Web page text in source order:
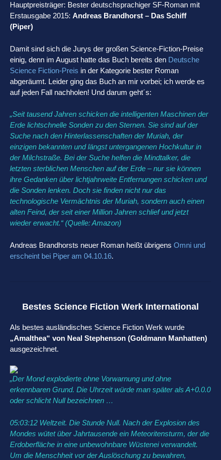
Hauptpreisträger: Bester deutschsprachiger SF-Roman mit
Erstausgabe 2015: Andreas Brandhorst – Das Schiff
(Piper)
Damit sind sich die Jurys der großen Science-Fiction-Preise
einig, denn im August hatte das Buch bereits den Deutsche
Science Fiction-Preis in der Kategorie bester Roman
abgeräumt. Leider ging das Buch an mir vorbei; ich werde es
auf jeden Fall nachholen! Und darum geht´s:
„Seit tausend Jahren schicken die intelligenten Maschinen der
Erde lichtschnelle Sonden zu den Sternen. Sie sind auf der
Suche nach den Hinterlassenschaften der Muriah, der
einzigen bekannten und längst untergangenen Hochkultur in
der Milchstraße. Bei der Suche helfen die Mindtalker, die
letzten sterblichen Menschen auf der Erde – nur sie können
ihre Gedanken über lichtjahrweite Entfernungen schicken und
die Sonden lenken. Doch sie finden nicht nur das
technologische Vermächtnis der Muriah, sondern auch einen
alten Feind, der seit einer Million Jahren schlief und jetzt
wieder erwacht.“ (Quelle: Amazon)
Andreas Brandhorsts neuer Roman heißt übrigens Omni und
erscheint bei Piper am 04.10.16.
Bestes Science Fiction Werk International
Als bestes ausländisches Science Fiction Werk wurde
„Amalthea“ von Neal Stephenson (Goldmann Manhatten)
ausgezeichnet.
„Der Mond explodierte ohne Vorwarnung und ohne
erkennbaren Grund. Die Uhrzeit würde man später als A+0.0.0
oder schlicht Null bezeichnen …
05:03:12 Weltzeit. Die Stunde Null. Nach der Explosion des
Mondes wütet über Jahrtausende ein Meteoritensturm, der die
Erdoberfläche in eine unbewohnbare Wüstenei verwandelt.
Um die Menschheit vor der Auslöschung zu bewahren,